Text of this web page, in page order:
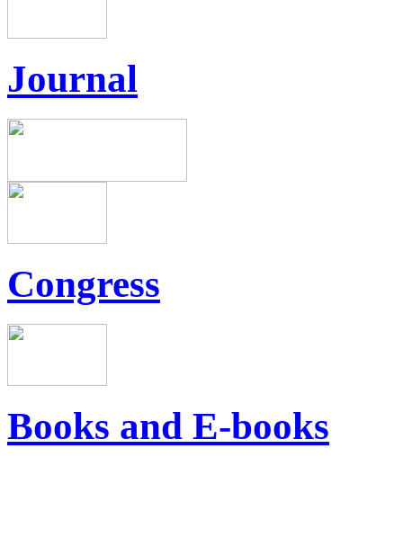
Journal
Congress
Books and E-books